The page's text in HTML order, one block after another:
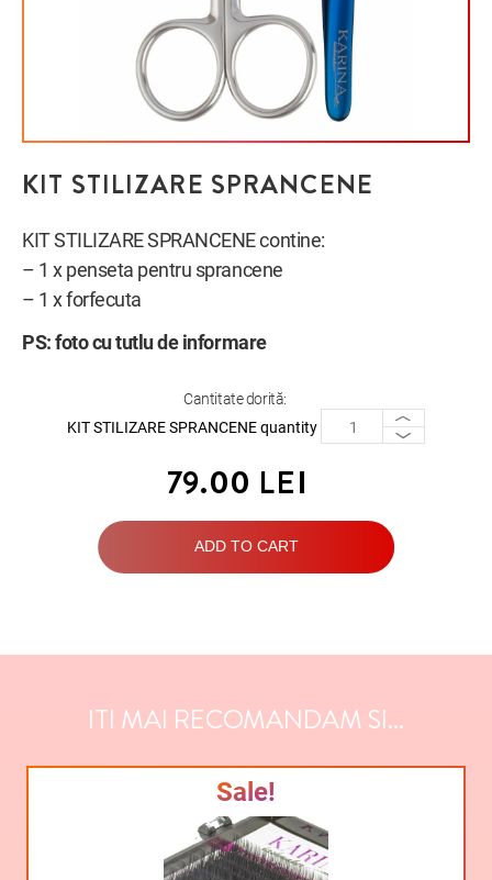
KIT STILIZARE SPRANCENE
KIT STILIZARE SPRANCENE contine:
– 1 x penseta pentru sprancene
– 1 x forfecuta
PS: foto cu tutlu de informare
Cantitate dorită:
KIT STILIZARE SPRANCENE quantity
ADD TO CART
79.00 LEI
ITI MAI RECOMANDAM SI...
Sale!